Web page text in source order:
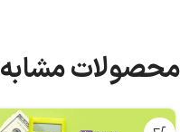
محصولات مشابه